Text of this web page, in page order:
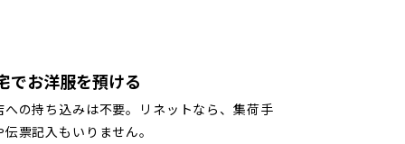
でお洋服を預ける
への持ち込みは不要。リネットなら、集荷手
伝票記入もいりません。